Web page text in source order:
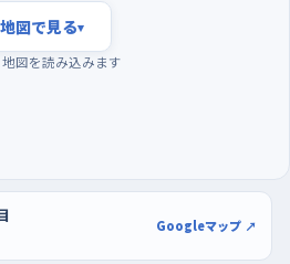
避け、早朝に走って駐車は大型
重くなるので、慣れるまでは外した
っきりしていて通路も広いゆめタウ
デンキ熊本中央店の駐車場が扱いや
地図で見る▾
図を読み込みます
Googleマップ ↗